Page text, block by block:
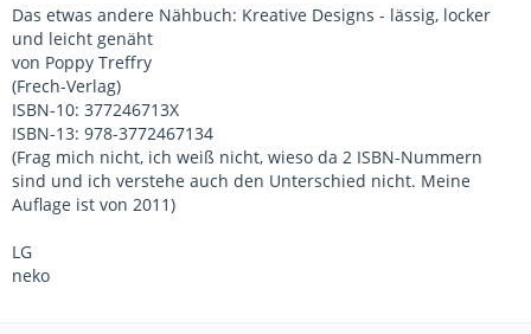
Das etwas andere Nähbuch: Kreative Designs - lässig, locker
und leicht genäht
von Poppy Treffry
(Frech-Verlag)
ISBN-10: 377246713X
ISBN-13: 978-3772467134
(Frag mich nicht, ich weiß nicht, wieso da 2 ISBN-Nummern
sind und ich verstehe auch den Unterschied nicht. Meine
Auflage ist von 2011)
LG
neko